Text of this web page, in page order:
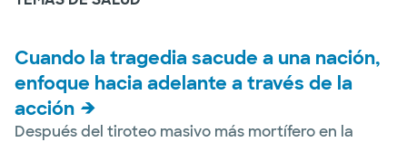
Cuando la tragedia sacude a una nación,
enfoque hacia adelante a través de la
acción
Después del tiroteo masivo más mortífero en la